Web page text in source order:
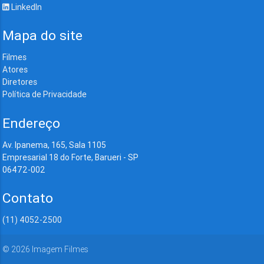
LinkedIn
Mapa do site
Filmes
Atores
Diretores
Política de Privacidade
Endereço
Av. Ipanema, 165, Sala 1105
Empresarial 18 do Forte, Barueri - SP
06472-002
Contato
(11) 4052-2500
© 2026 Imagem Filmes